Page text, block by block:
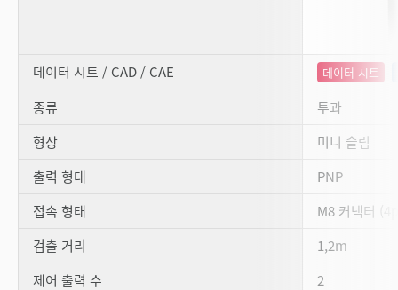
데이터 시트 / CAD / CAE 데이터 시트
종류
투과
형상
미니 슬림
출력 형태
PNP
접속 형태
M8 커넥터
검출 거리
1,2m
제어 출력 수
2